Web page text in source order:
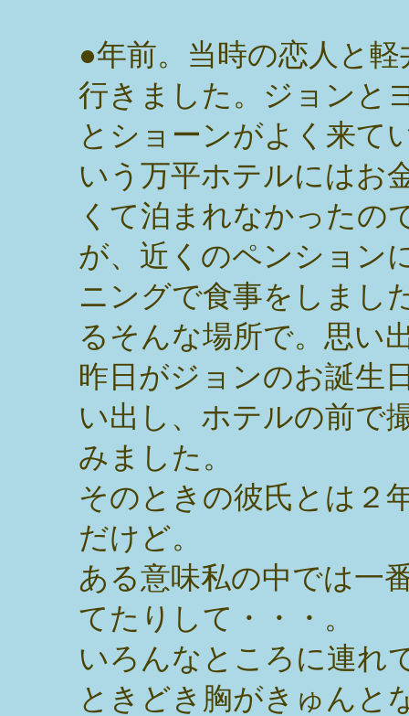
●年前。当時の恋人と軽
行きました。ジョンと
とショーンがよく来て
いう万平ホテルにはお
くて泊まれなかったの
が、近くのペンション
ニングで食事をしまし
るそんな場所で。思い
昨日がジョンのお誕生
い出し、ホテルの前で
みました。
そのときの彼氏とは２
だけど。
ある意味私の中では一
てたりして・・・。
いろんなところに連れ
ときどき胸がきゅんと